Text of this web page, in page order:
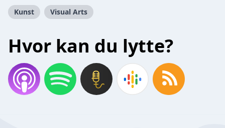
Kunst Visual Arts
Hvor kan du lytte?